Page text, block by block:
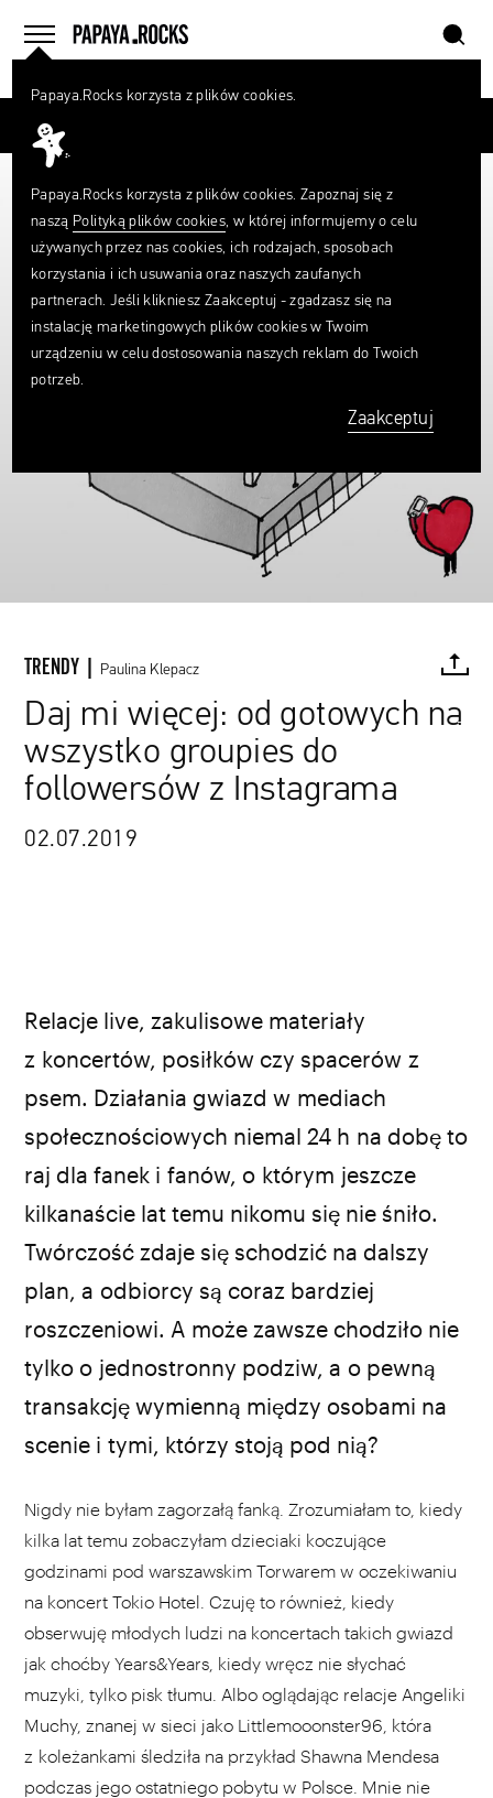
menu
home szukaj
TRENDY | Paulina Klepacz
Daj mi więcej: od gotowych na
wszystko groupies do
followersów z Instagrama
02.07.2019
FACEBOOK TWITTER PINTEREST
Relacje live, zakulisowe materiały
z koncertów, posiłków czy spacerów z
psem. Działania gwiazd w mediach
społecznościowych niemal 24 h na dobę to
raj dla fanek i fanów, o którym jeszcze
kilkanaście lat temu nikomu się nie śniło.
Twórczość zdaje się schodzić na dalszy
plan, a odbiorcy są coraz bardziej
roszczeniowi. A może zawsze chodziło nie
tylko o jednostronny podziw, a o pewną
transakcję wymienną między osobami na
scenie i tymi, którzy stoją pod nią?
Nigdy nie byłam zagorzałą fanką. Zrozumiałam to, kiedy
kilka lat temu zobaczyłam dzieciaki koczujące
godzinami pod warszawskim Torwarem w oczekiwaniu
na koncert Tokio Hotel. Czuję to również, kiedy
obserwuję młodych ludzi na koncertach takich gwiazd
jak choćby Years&Years, kiedy wręcz nie słychać
muzyki, tylko pisk tłumu. Albo oglądając relacje Angeliki
Muchy, znanej w sieci jako Littlemooonster96, która
z koleżankami śledziła na przykład Shawna Mendesa
podczas jego ostatniego pobytu w Polsce. Mnie nie
Papaya.Rocks korzysta z plików cookies.
Papaya.Rocks korzysta z plików cookies. Zapoznaj się z
naszą Polityką plików cookies, w której informujemy o celu
używanych przez nas cookies, ich rodzajach, sposobach
korzystania i ich usuwania oraz naszych zaufanych
partnerach. Jeśli klikniesz Zaakceptuj - zgadzasz się na
instalację marketingowych plików cookies w Twoim
urządzeniu w celu dostosowania naszych reklam do Twoich
potrzeb.
Zaakceptuj
Czego
szukasz?